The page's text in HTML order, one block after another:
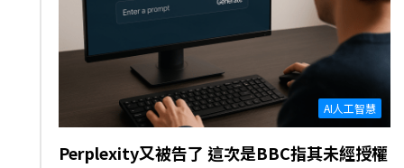
AI人工智慧
Perplexity又被告了 這次是BBC指其未經授權